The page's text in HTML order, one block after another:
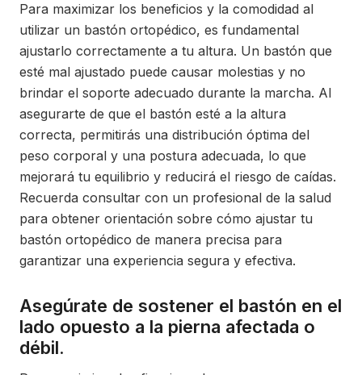
Para maximizar los beneficios y la comodidad al
utilizar un bastón ortopédico, es fundamental
ajustarlo correctamente a tu altura. Un bastón que
esté mal ajustado puede causar molestias y no
brindar el soporte adecuado durante la marcha. Al
asegurarte de que el bastón esté a la altura
correcta, permitirás una distribución óptima del
peso corporal y una postura adecuada, lo que
mejorará tu equilibrio y reducirá el riesgo de caídas.
Recuerda consultar con un profesional de la salud
para obtener orientación sobre cómo ajustar tu
bastón ortopédico de manera precisa para
garantizar una experiencia segura y efectiva.
Asegúrate de sostener el bastón en el
lado opuesto a la pierna afectada o
débil.